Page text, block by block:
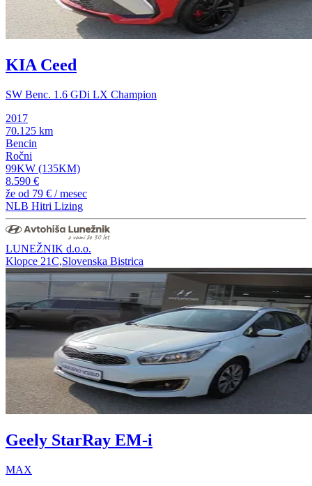
KIA Ceed
SW Benc. 1.6 GDi LX Champion
2017
70.125 km
Bencin
Ročni
99KW (135KM)
8.590 €
že od 79 € / mesec
NLB Hitri Lizing
LUNEŽNIK d.o.o.
Klopce 21C,Slovenska Bistrica
Geely StarRay EM-i
MAX